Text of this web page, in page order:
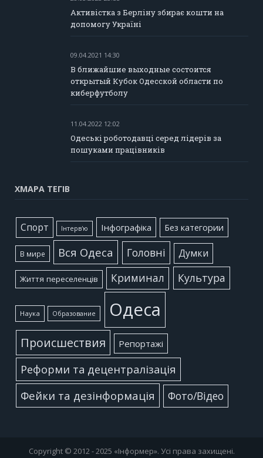
Активістка з Берліну збирає кошти на
допомогу Україні
09.04.2021 14:30
В ближайшие выходные состоится
открытый Кубок Одесской области по
киберфутболу
11.04.2022 12:02
Одеські роботодавці серед лідерів за
пошуками працівників
ХМАРА ТЕГІВ
Cпорт Інтерв'ю Інфографіка Без категории
В мире Вся Одеса Головні Думки
Життя переселенців Криминал Культура
Наука Образование Одеса
Происшествия Репортажі
Реформи та децентралізація
Фейки та дезінформація
Фото/Відео
Copyright © 2012 - 2025 «Інформер». Усі права захищені.